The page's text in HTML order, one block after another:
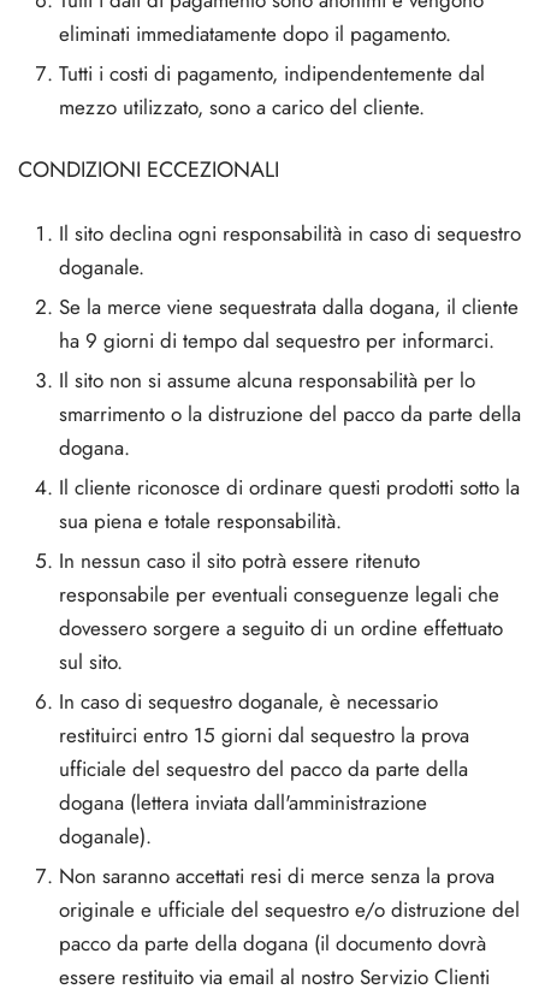
eliminati immediatamente dopo il pagamento.
Tutti i costi di pagamento, indipendentemente dal
mezzo utilizzato, sono a carico del cliente.
CONDIZIONI ECCEZIONALI
Il sito declina ogni responsabilità in caso di sequestro
doganale.
Se la merce viene sequestrata dalla dogana, il cliente
ha 9 giorni di tempo dal sequestro per informarci.
Il sito non si assume alcuna responsabilità per lo
smarrimento o la distruzione del pacco da parte della
dogana.
Il cliente riconosce di ordinare questi prodotti sotto la
sua piena e totale responsabilità.
In nessun caso il sito potrà essere ritenuto
responsabile per eventuali conseguenze legali che
dovessero sorgere a seguito di un ordine effettuato
sul sito.
In caso di sequestro doganale, è necessario
restituirci entro 15 giorni dal sequestro la prova
ufficiale del sequestro del pacco da parte della
dogana (lettera inviata dall'amministrazione
doganale).
Non saranno accettati resi di merce senza la prova
originale e ufficiale del sequestro e/o distruzione del
pacco da parte della dogana (il documento dovrà
essere restituito via email al nostro Servizio Clienti